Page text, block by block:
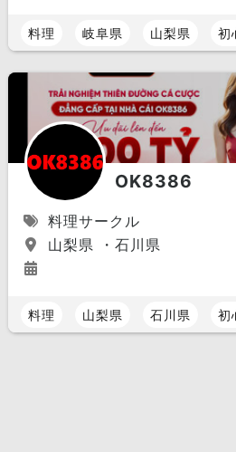
料理 岐阜県 山梨県 初
OK8386
料理サークル
山梨県 ・石川県
料理 山梨県 石川県 初